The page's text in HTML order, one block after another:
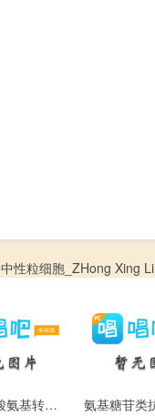
中性粒细胞_ZHong Xing
天门冬氨酸氨基转移酶_Tian Men Dong An Suan An Ji Zhuan Yi Mei